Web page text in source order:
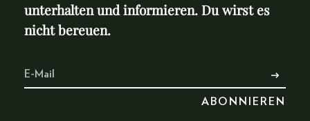
unterhalten und informieren. Du wirst es
nicht bereuen.